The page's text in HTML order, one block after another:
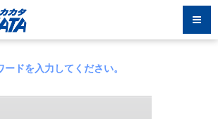
ドを入力してください。